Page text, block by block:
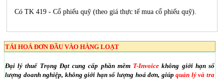
Có TK 419 - Cổ phiếu quỹ (theo giá thực tế mua cổ phiếu quỹ).
TẢI HOÁ ĐƠN ĐẦU VÀO HÀNG LOẠT
Đại lý thuế Trọng Đạt cung cấp phần mềm T-Invoice không giới hạn số
lượng doanh nghiệp, không giới hạn số lượng hoá đơn, giúpquản lý và tra